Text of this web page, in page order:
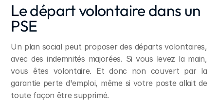
Le départ volontaire dans un
PSE
Un plan social peut proposer des départs volontaires,
avec des indemnités majorées. Si vous levez la main,
vous êtes volontaire. Et donc non couvert par la
garantie perte d'emploi, même si votre poste allait de
toute façon être supprimé.